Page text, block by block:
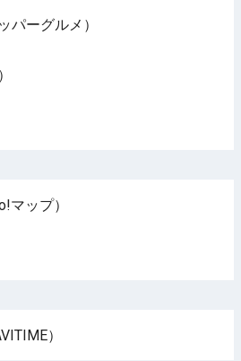
パーグルメ）
マップ）
）